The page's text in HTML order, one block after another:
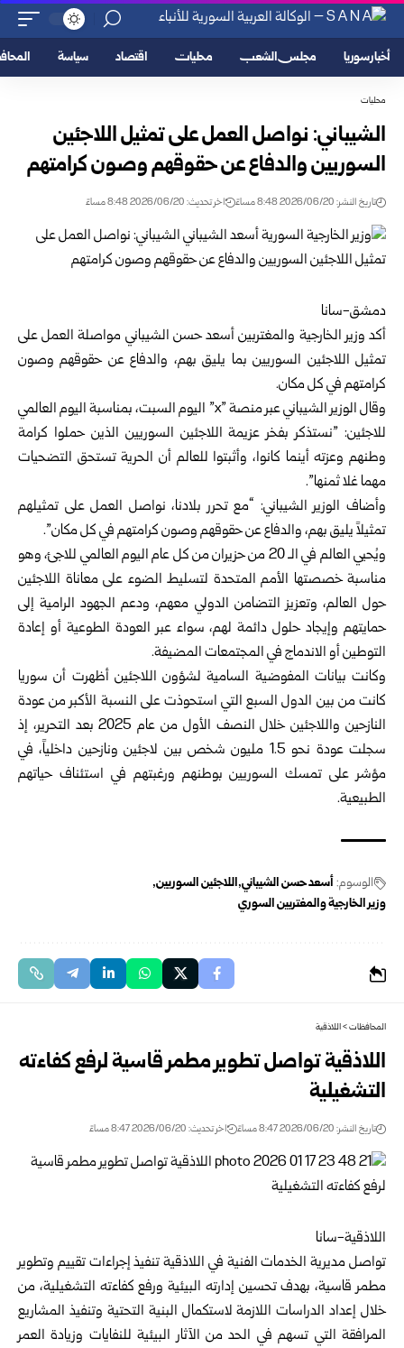
أخبار سوريا مجلس الشعب محليات اقتصاد سياسة
محليات
الشيباني: نواصل العمل على تمثيل اللاجئين
السوريين والدفاع عن حقوقهم وصون ‏كرامتهم
تاريخ النشر: 2026/06/20 8:48 مساءً اخر تحديث: 2026/06/20 8:48 مساءً
دمشق-سانا‏
أكد وزير الخارجية والمغتربين أسعد حسن الشيباني مواصلة العمل على
تمثيل اللاجئين ‏السوريين بما يليق بهم، والدفاع عن حقوقهم وصون
كرامتهم في كل مكان.
وقال الوزير الشيباني عبر منصة‌ ‏”‏x‌‏” ‌‎اليوم السبت، بمناسبة اليوم العالمي
للاجئين: ‌‏”نستذكر بفخر عزيمة اللاجئين السوريين الذين حملوا كرامة
وطنهم وعزته أينما كانوا، ‌‏وأثبتوا للعالم أن الحرية تستحق التضحيات
مهما غلا ثمنها”.‏
وأضاف‎ ‎الوزير الشيباني: “مع تحرر بلادنا، نواصل العمل على تمثيلهم
تمثيلاً يليق بهم، ‏والدفاع عن حقوقهم وصون كرامتهم في كل مكان”.‏
ويُحيي العالم في الـ 20 من حزيران من كل عام اليوم ‏العالمي ‏للاجئ، وهو
مناسبة ‏خصصتها الأمم المتحدة ‏لتسليط الضوء ‏على معاناة اللاجئين
حول العالم، ‏وتعزيز ‏التضامن الدولي ‏معهم، ودعم الجهود الرامية ‏إلى
حمايتهم وإيجاد حلول دائمة ‏لهم، سواء ‏عبر ‏العودة الطوعية أو إعادة
التوطين أو الاندماج ‏في ‏المجتمعات المضيفة‌‏.
وكانت بيانات المفوضية السامية لشؤون ‏اللاجئين أظهرت ‏أن سوريا
كانت من ‏بين ‏الدول السبع التي استحوذت على النسبة الأكبر ‏من عودة
النازحين واللاجئين خلال ‏النصف الأول ‏من عام 2025 بعد التحرير، إذ
سجلت عودة نحو 1.5 مليون ‏شخص بين ‏لاجئين ونازحين داخلياً، في
مؤشر على ‏تمسك السوريين بوطنهم ورغبتهم في استئناف ‌‏حياتهم
الطبيعية.
الوسوم: أسعد حسن الشيباني اللاجئين ‏السوريين
وزير الخارجية والمغتربين السوري
المحافظات>اللاذقية
اللاذقية تواصل تطوير مطمر قاسية لرفع كفاءته
التشغيلية
تاريخ النشر: 2026/06/20 8:47 مساءً اخر تحديث: 2026/06/20 8:47 مساءً
اللاذقية-سانا
تواصل مديرية الخدمات الفنية في اللاذقيةتنفيذ إجراءات تقييم وتطوير
مطمر قاسية، بهدف تحسين إدارته البيئية ورفع كفاءته التشغيلية، من
خلال إعداد الدراسات اللازمة لاستكمال البنية التحتية وتنفيذ المشاريع
المرافقة التي تسهم في الحد من الآثار البيئية للنفايات وزيادة العمر